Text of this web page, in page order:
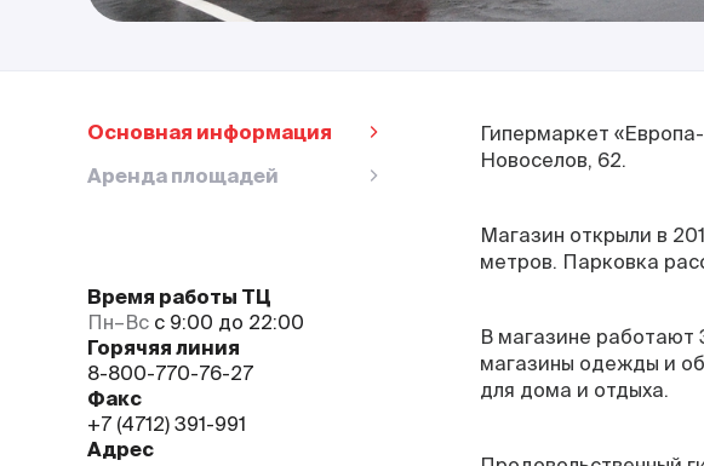
Основная информация
Аренда площадей
Время работы ТЦ
Пн–Вс с 9:00 до 22:00
Горячяя линия
8-800-770-76-27
Факс
+7 (4712) 391-991
Адрес
Гипермаркет
Новоселов, 62.
Магазин открыли в
метров. Парковка
В магазине работают
магазины одежды и
для дома и отдыха.